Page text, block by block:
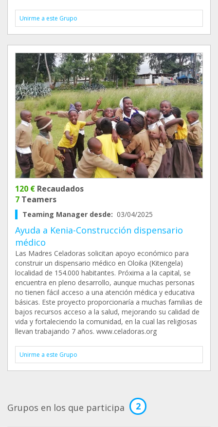
Unirme a este Grupo
120 € Recaudados
7 Teamers
Teaming Manager desde: 03/04/2025
Ayuda a Kenia-Construcción dispensario
médico
Las Madres Celadoras solicitan apoyo económico para
construir un dispensario médico en Oloika (Kitengela)
localidad de 154.000 habitantes. Próxima a la capital, se
encuentra en pleno desarrollo, aunque muchas personas
no tienen fácil acceso a una atención médica y educativa
básicas. Este proyecto proporcionaría a muchas familias de
bajos recursos acceso a la salud, mejorando su calidad de
vida y fortaleciendo la comunidad, en la cual las religiosas
llevan trabajando 7 años. www.celadoras.org
Unirme a este Grupo
Grupos en los que participa 2